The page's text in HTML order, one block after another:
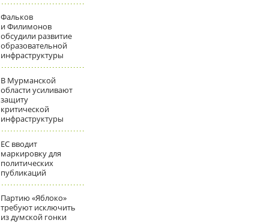
Фальков
и Филимонов
обсудили развитие
образовательной
инфраструктуры
В Мурманской
области усиливают
защиту
критической
инфраструктуры
ЕС вводит
маркировку для
политических
публикаций
Партию «Яблоко»
требуют исключить
из думской гонки